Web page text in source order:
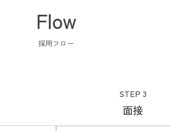
Flow
採用フロー
STEP 3
面接